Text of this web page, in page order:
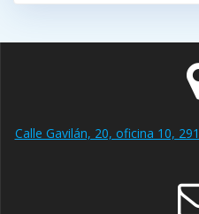
Calle Gavilán, 20, oficina 10,